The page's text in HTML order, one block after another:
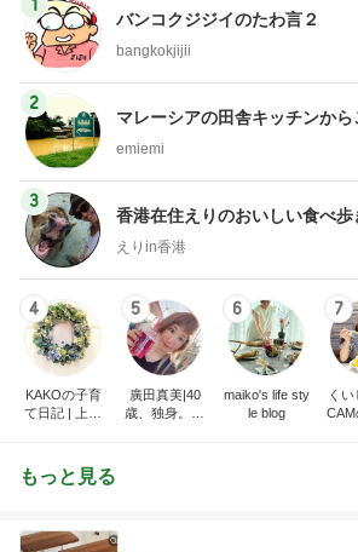
1
バンコクジジイのたわ言２
bangkokjijii
2
マレーシアの田舎キッチンか
emiemi
3
香港在住えりのおいしい食べ歩
えりin香港
4
KAKOの子育
て日記 | 上海
へ。ときどき
さいたま。
5
廣田真美|40
歳、独身。お
6
maiko's life sty
le blog
7
くい
CAM
もっと見る